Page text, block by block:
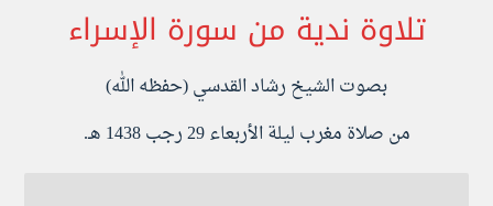
تلاوة ندية من سورة الإسراء
بصوت الشيخ رشاد القدسي (حفظه الله)
من صلاة مغرب ليلة الأربعاء 29 رجب 1438 هـ.